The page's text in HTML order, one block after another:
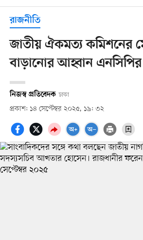
রাজনীতি
জাতীয় ঐকমত্য কমিশনের
বাড়ানোর আহ্বান এনসিপির
নিজস্ব প্রতিবেদক ঢাকা
প্রকাশ: ১৪ সেপ্টেম্বর ২০২৫, ১৯: ৩২